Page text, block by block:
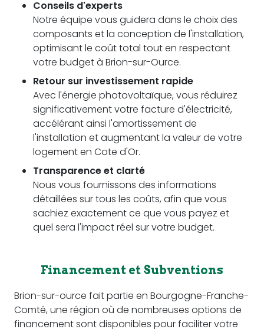
Conseils d'experts
Notre équipe vous guidera dans le choix des
composants et la conception de l'installation,
optimisant le coût total tout en respectant
votre budget à Brion-sur-Ource.
Retour sur investissement rapide
Avec l'énergie photovoltaïque, vous réduirez
significativement votre facture d'électricité,
accélérant ainsi l'amortissement de
l'installation et augmentant la valeur de votre
logement en Cote d'Or.
Transparence et clarté
Nous vous fournissons des informations
détaillées sur tous les coûts, afin que vous
sachiez exactement ce que vous payez et
quel sera l'impact réel sur votre budget.
Financement et Subventions
Brion-sur-ource fait partie en Bourgogne-Franche-
Comté, une région où de nombreuses options de
financement sont disponibles pour faciliter votre